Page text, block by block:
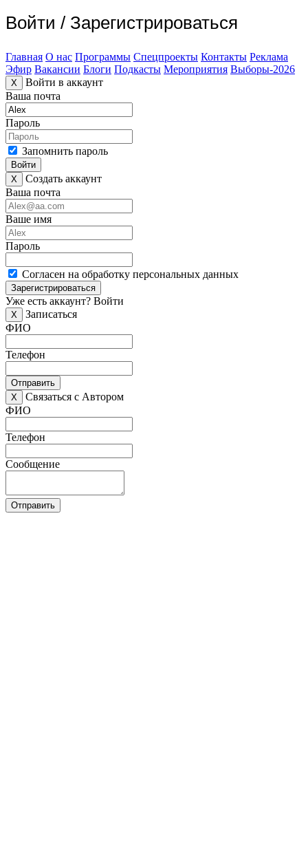
Войти / Зарегистрироваться
Главная О нас Программы Спецпроекты Контакты Реклама
Эфир Вакансии Блоги Подкасты Мероприятия Выборы-2026
X
Войти в аккаунт
Ваша почта
Пароль
Запомнить пароль
Войти
X
Создать аккаунт
Ваша почта
Ваше имя
Пароль
Согласен на обработку персональных данных
Зарегистрироваться
Уже есть аккаунт? Войти
X
Записаться
ФИО
Телефон
Отправить
X
Связаться с Автором
ФИО
Телефон
Сообщение
Отправить